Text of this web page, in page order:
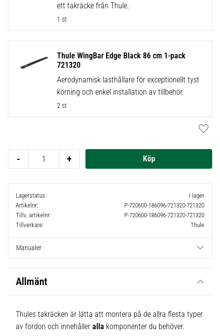
ett takräcke från Thule.
1 st
Thule WingBar Edge Black 86 cm 1-pack
721320
Aerodynamisk lasthållare för exceptionellt tyst
körning och enkel installation av tillbehör.
2 st
+
-
Lagerstatus
I lager
Artikelnr
P-720600-186096-721320-721320
Tillv. artikelnr
P-720600-186096-721320-721320
Tillverkare
Thule
Manualer
Allmänt
Thules takräcken är lätta att montera på de allra flesta typer
av fordon och innehåller alla komponenter du behöver.